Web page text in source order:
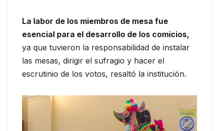
La labor de los miembros de mesa fue
esencial para el desarrollo de los comicios,
ya que tuvieron la responsabilidad de instalar
las mesas, dirigir el sufragio y hacer el
escrutinio de los votos, resaltó la institución.